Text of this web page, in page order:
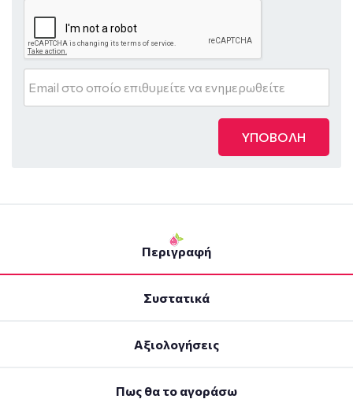
ΥΠΟΒΟΛΗ
Περιγραφή
Συστατικά
Αξιολογήσεις
Πως θα το αγοράσω